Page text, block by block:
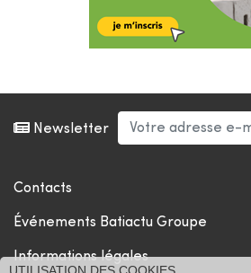
Newsletter
Contacts
Événements Batiactu Groupe
Informations légales